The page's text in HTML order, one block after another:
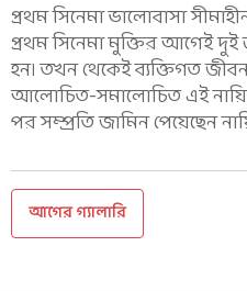
প্রথম সিনেমা ভালোবাসা
প্রথম সিনেমা মুক্তির আগেই দুই
হন। তখন থেকেই ব্যক্তিগত
আলোচিত-সমালোচিত এই
পর সম্প্রতি জামিন পেয়েছেন
আগের গ্যালারি